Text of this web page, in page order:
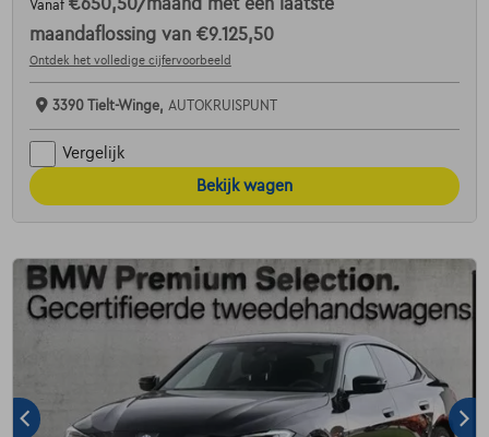
Vanaf €650,50/maand met een laatste
maandaflossing van €9.125,50
Ontdek het volledige cijfervoorbeeld
3390 Tielt-Winge, AUTOKRUISPUNT
Vergelijk
Bekijk wagen